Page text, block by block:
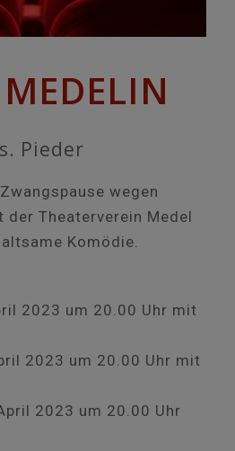
Pieder
wegen
der Theaterverein Medel
Komödie.
2023 um 20.00 Uhr mit
2023 um 20.00 Uhr mit
2023 um 20.00 Uhr